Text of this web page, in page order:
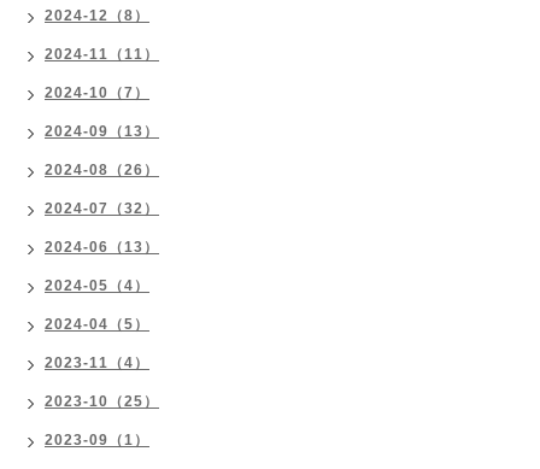
2024-12（8）
2024-11（11）
2024-10（7）
2024-09（13）
2024-08（26）
2024-07（32）
2024-06（13）
2024-05（4）
2024-04（5）
2023-11（4）
2023-10（25）
2023-09（1）